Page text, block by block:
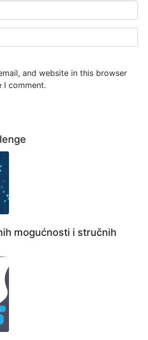
and website in this browser
I comment.
mogućnosti i stručnih